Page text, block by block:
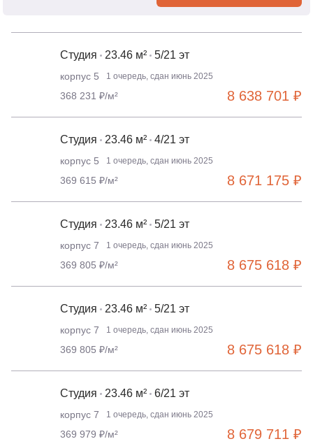
Студия 23.46 м² 5/21 эт
корпус 5 1 очередь, сдан июнь 2025
8 638 701 ₽
368 231 ₽/м²
Студия 23.46 м² 4/21 эт
корпус 5 1 очередь, сдан июнь 2025
8 671 175 ₽
369 615 ₽/м²
Студия 23.46 м² 5/21 эт
корпус 7 1 очередь, сдан июнь 2025
8 675 618 ₽
369 805 ₽/м²
Студия 23.46 м² 5/21 эт
корпус 7 1 очередь, сдан июнь 2025
8 675 618 ₽
369 805 ₽/м²
Студия 23.46 м² 6/21 эт
корпус 7 1 очередь, сдан июнь 2025
8 679 711 ₽
369 979 ₽/м²